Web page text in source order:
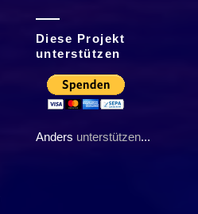
Diese Projekt
unterstützen
Anders unterstützen...